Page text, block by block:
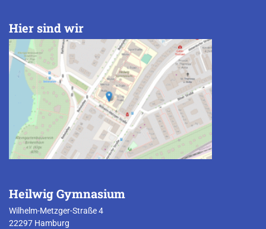
Hier sind wir
Heilwig Gymnasium
Wilhelm-Metzger-Straße 4
22297 Hamburg